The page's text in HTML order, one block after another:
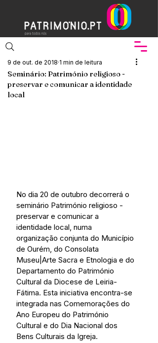
Seminário: Património religioso -
preservar e comunicar a identidade
local
9 de out. de 2018 1 min de leitura
No dia 20 de outubro decorrerá o
seminário Património religioso -
preservar e comunicar a
identidade local, numa
organização conjunta do Município
de Ourém, do Consolata
Museu|Arte Sacra e Etnologia e do
Departamento do Património
Cultural da Diocese de Leiria-
Fátima. Esta iniciativa encontra-se
integrada nas Comemorações do
Ano Europeu do Património
Cultural e do Dia Nacional dos
Bens Culturais da Igreja.